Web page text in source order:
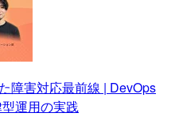
障害対応最前線 | DevOps
運用の実践